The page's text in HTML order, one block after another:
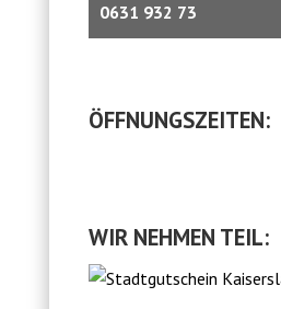
0631 932 73
ÖFFNUNGSZEITEN:
WIR NEHMEN TEIL: